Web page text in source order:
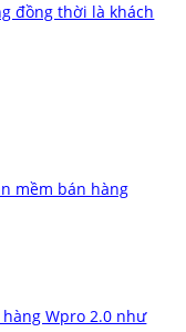
đồng thời là khách
mềm bán hàng
Wpro 2.0 như